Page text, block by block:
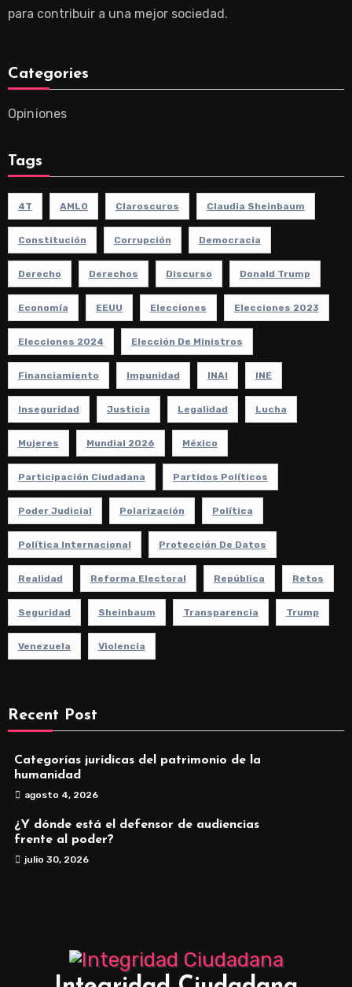
para contribuir a una mejor sociedad.
Categories
Opiniones
Tags
4T AMLO Claroscuros Claudia Sheinbaum
Constitución Corrupción Democracia
Derecho Derechos Discurso Donald Trump
Economía EEUU Elecciones Elecciones 2023
Elecciones 2024 Elección De Ministros
Financiamiento Impunidad INAI INE
Inseguridad Justicia Legalidad Lucha
Mujeres Mundial 2026 México
Participación Ciudadana Partidos Políticos
Poder Judicial Polarización Política
Política Internacional Protección De Datos
Realidad Reforma Electoral República Retos
Seguridad Sheinbaum Transparencia Trump
Venezuela Violencia
Recent Post
Categorías jurídicas del patrimonio de la
humanidad
agosto 4, 2026
¿Y dónde está el defensor de audiencias
frente al poder?
julio 30, 2026